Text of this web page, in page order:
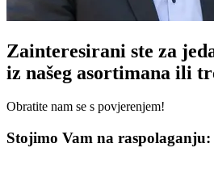
Zainteresirani ste za
iz našeg asortimana ili
Obratite nam se s povjerenjem!
Stojimo Vam na raspolaganju: